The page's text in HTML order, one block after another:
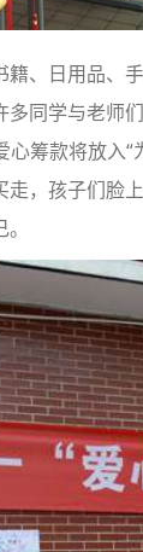
、日用品、
同学与老师
筹款将放入“
，孩子们脸